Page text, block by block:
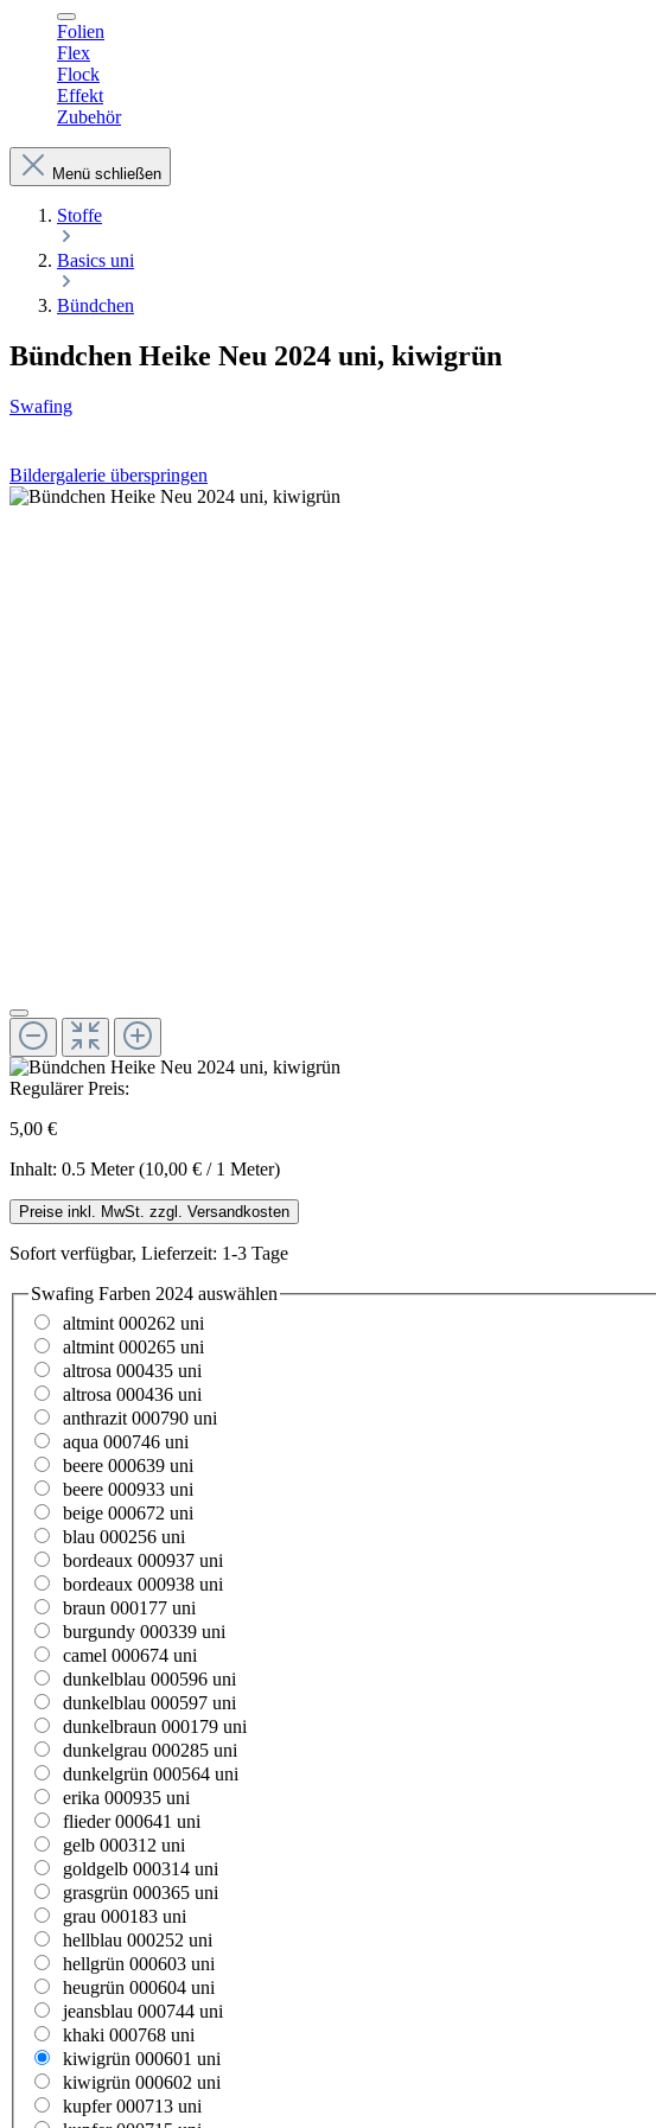
Folien
Flex
Flock
Effekt
Zubehör
Menü schließen
Stoffe
Basics uni
Bündchen
Bündchen Heike Neu 2024 uni, kiwigrün
Swafing
Bildergalerie überspringen
Regulärer Preis:
5,00 €
Inhalt: 0.5 Meter(10,00 € / 1 Meter)
Preise inkl. MwSt. zzgl. Versandkosten
Sofort verfügbar, Lieferzeit: 1-3 Tage
Swafing Farben 2024 auswählen
altmint 000262 uni
altmint 000265 uni
altrosa 000435 uni
altrosa 000436 uni
anthrazit 000790 uni
aqua 000746 uni
beere 000639 uni
beere 000933 uni
beige 000672 uni
blau 000256 uni
bordeaux 000937 uni
bordeaux 000938 uni
braun 000177 uni
burgundy 000339 uni
camel 000674 uni
dunkelblau 000596 uni
dunkelblau 000597 uni
dunkelbraun 000179 uni
dunkelgrau 000285 uni
dunkelgrün 000564 uni
erika 000935 uni
flieder 000641 uni
gelb 000312 uni
goldgelb 000314 uni
grasgrün 000365 uni
grau 000183 uni
hellblau 000252 uni
hellgrün 000603 uni
heugrün 000604 uni
jeansblau 000744 uni
khaki 000768 uni
kiwigrün 000601 uni
kiwigrün 000602 uni
kupfer 000713 uni